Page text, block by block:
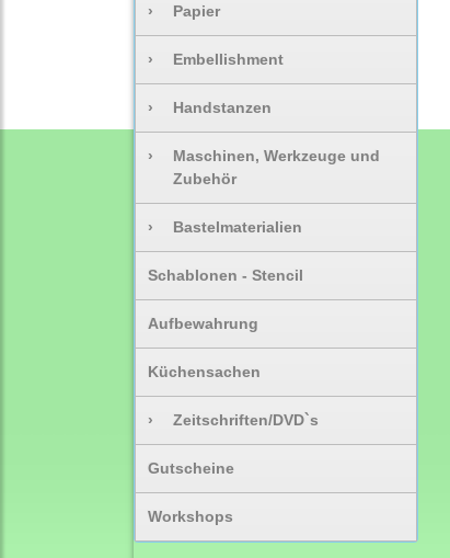
› Papier
› Embellishment
› Handstanzen
›
Maschinen, Werkzeuge und
Zubehör
› Bastelmaterialien
Schablonen - Stencil
Aufbewahrung
Küchensachen
› Zeitschriften/DVD`s
Gutscheine
Workshops